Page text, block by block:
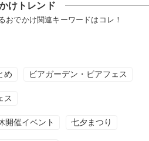
けトレンド
おでかけ関連キーワードはコレ！
め ビアガーデン・ビアフェス
ス
開催イベント 七夕まつり